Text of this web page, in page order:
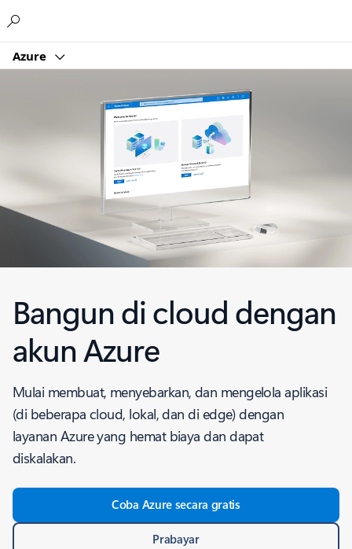
Azure
Bangun di cloud dengan
akun Azure
Mulai membuat, menyebarkan, dan mengelola aplikasi
(di beberapa cloud, lokal, dan di edge) dengan
layanan Azure yang hemat biaya dan dapat
diskalakan.
Coba Azure secara gratis
Prabayar